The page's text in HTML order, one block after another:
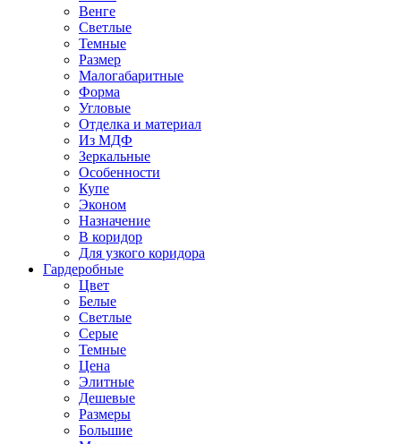
Венге
Светлые
Темные
Размер
Малогабаритные
Форма
Угловые
Отделка и материал
Из МДФ
Зеркальные
Особенности
Купе
Эконом
Назначение
В коридор
Для узкого коридора
Гардеробные
Цвет
Белые
Светлые
Серые
Темные
Цена
Элитные
Дешевые
Размеры
Большие